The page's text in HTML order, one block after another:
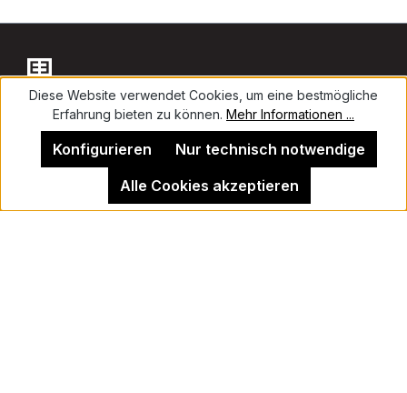
Kontakt
Diese Website verwendet Cookies, um eine bestmögliche
Erfahrung bieten zu können. Mehr Informationen ...
Nur technisch notwendige
Konfigurieren
Alle Cookies akzeptieren